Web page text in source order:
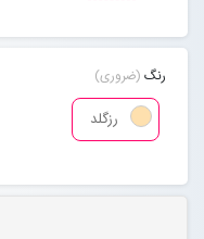
درباره ما
رنگ (ضروری)
رزگلد